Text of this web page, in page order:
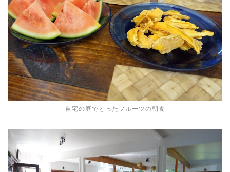
自宅の庭でとったフルーツの朝食